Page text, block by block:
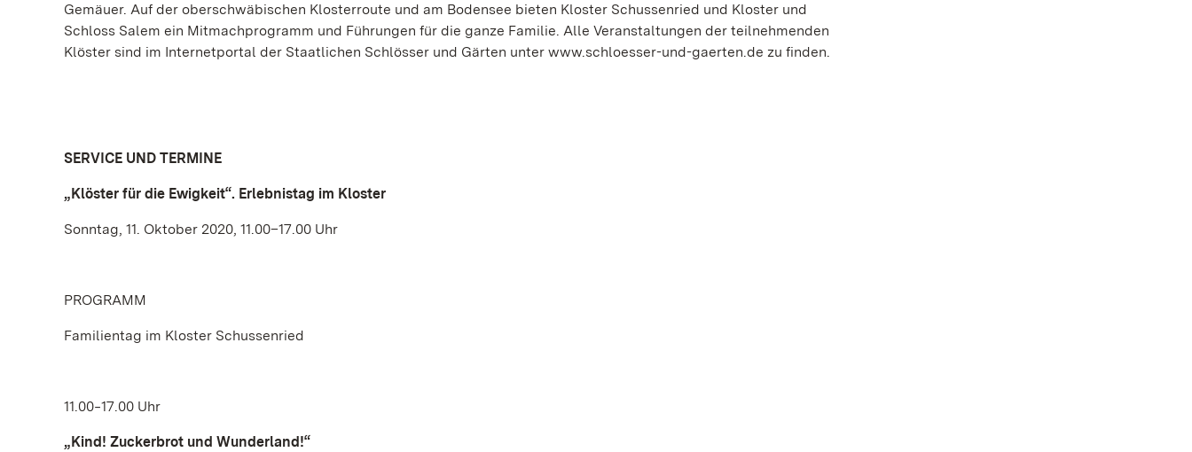
Gemäuer. Auf der oberschwäbischen Klosterroute und am Bodensee bieten Kloster Schussenried und Kloster und
Schloss Salem ein Mitmachprogramm und Führungen für die ganze Familie. Alle Veranstaltungen der teilnehmenden
Klöster sind im Internetportal der Staatlichen Schlösser und Gärten unter www.schloesser-und-gaerten.de zu finden.
SERVICE UND TERMINE
„Klöster für die Ewigkeit“. Erlebnistag im Kloster
Sonntag, 11. Oktober 2020, 11.00–17.00 Uhr
PROGRAMM
Familientag im Kloster Schussenried
11.00‒17.00 Uhr
„Kind! Zuckerbrot und Wunderland!“